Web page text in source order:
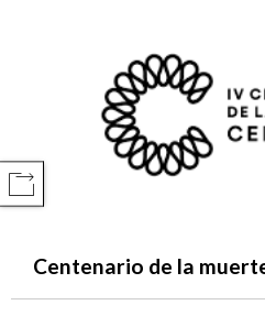
Centenario de la